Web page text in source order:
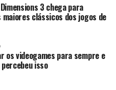
como um jogo
mostra que existe
com uma campanha
Caso a recepção dos
possível que a Nintendo
e transforme o modo
série daqui para frente.
Dimensions 3 chega para
clássicos dos jogos de
os videogames para sempre e
isso